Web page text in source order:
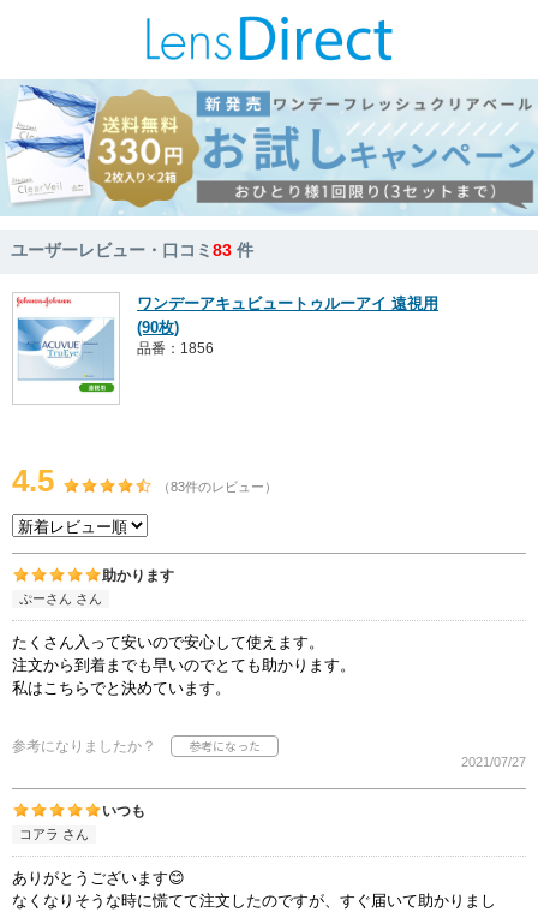
ユーザーレビュー・口コミ83 件
ワンデーアキュビュートゥルーアイ 遠視用
(90枚)
品番：1856
4.5 （83件のレビュー）
助かります
ぷーさん さん
たくさん入って安いので安心して使えます。
注文から到着までも早いのでとても助かります。
私はこちらでと決めています。
参考になりましたか？
2021/07/27
いつも
コアラ さん
ありがとうございます😊
なくなりそうな時に慌てて注文したのですが、すぐ届いて助かりまし